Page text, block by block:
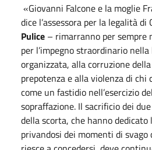
«Giovanni Falcone e la moglie
dice l’assessora per la legalità di
Pulice – rimarranno per sempre
per l’impegno straordinario
organizzata, alla corruzione
prepotenza e alla violenza di chi
come un fastidio nell’esercizio
sopraffazione. Il sacrificio dei
della scorta, che hanno
privandosi dei momenti di svago